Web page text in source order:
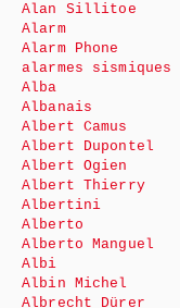
Alan Sillitoe
Alarm
Alarm Phone
alarmes sismiques
Alba
Albanais
Albert Camus
Albert Dupontel
Albert Ogien
Albert Thierry
Albertini
Alberto
Alberto Manguel
Albi
Albin Michel
Albrecht Dürer